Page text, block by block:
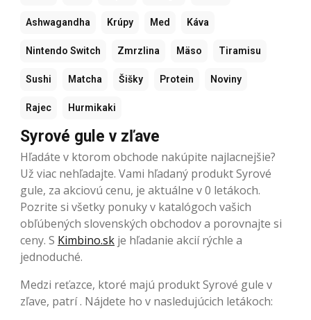
Ashwagandha Krúpy Med Káva
Nintendo Switch Zmrzlina Mäso Tiramisu
Sushi Matcha Šišky Protein Noviny
Rajec Hurmikaki
Syrové gule v zľave
Hľadáte v ktorom obchode nakúpite najlacnejšie?
Už viac nehľadajte. Vami hľadaný produkt Syrové
gule, za akciovú cenu, je aktuálne v 0 letákoch.
Pozrite si všetky ponuky v katalógoch vašich
obľúbených slovenských obchodov a porovnajte si
ceny. S Kimbino.sk je hľadanie akcií rýchle a
jednoduché.
Medzi reťazce, ktoré majú produkt Syrové gule v
zľave, patrí . Nájdete ho v nasledujúcich letákoch: